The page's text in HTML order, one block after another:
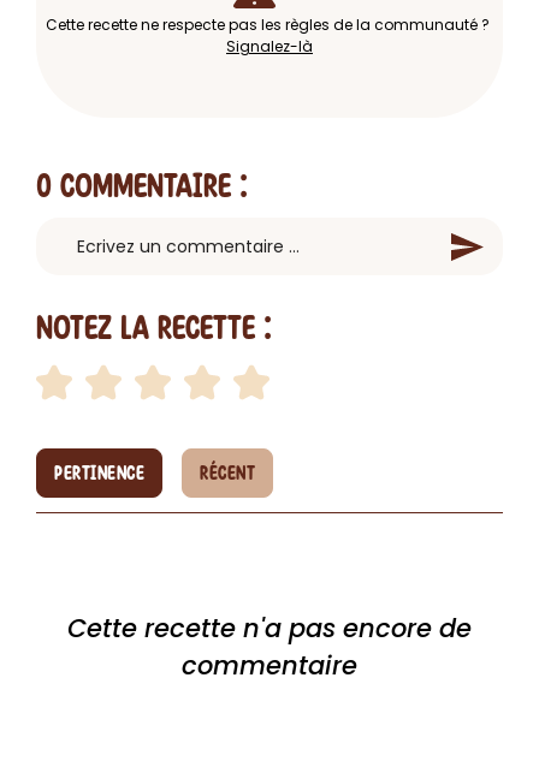
Cette recette ne respecte pas les règles de la communauté ?
Signalez-là
0 Commentaire :
Notez la recette :
PERTINENCE RÉCENT
Cette recette n'a pas encore de
commentaire